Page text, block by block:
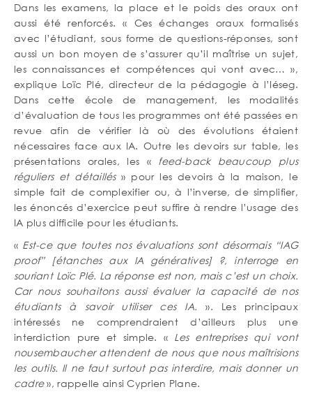
Dans les examens, la place et le poids des oraux ont
aussi été renforcés. « Ces échanges oraux formalisés
avec l’étudiant, sous forme de questions-réponses, sont
aussi un bon moyen de s’assurer qu’il maîtrise un sujet,
les connaissances et compétences qui vont avec… »,
explique Loïc Plé, directeur de la pédagogie à l’Iéseg.
Dans cette école de management, les modalités
d’évaluation de tous les programmes ont été passées en
revue afin de vérifier là où des évolutions étaient
nécessaires face aux IA. Outre les devoirs sur table, les
présentations orales, les « feed-back beaucoup plus
réguliers et détaillés» pour les devoirs à la maison, le
simple fait de complexifier ou, à l’inverse, de simplifier,
les énoncés d’exercice peut suffire à rendre l’usage des
IA plus difficile pour les étudiants.
« Est-ce que toutes nos évaluations sont désormais “IAG
proof” [étanches aux IA génératives] ?, interroge en
souriant Loïc Plé. La réponse est non, mais c’est un choix.
Car nous souhaitons aussi évaluer la capacité de nos
étudiants à savoir utiliser ces IA. ». Les principaux
intéressés ne comprendraient d’ailleurs plus une
interdiction pure et simple. « Les entreprises qui vont
nousembaucher attendent de nous que nous maîtrisions
les outils. Il ne faut surtout pas interdire, mais donner un
cadre», rappelle ainsi Cyprien Plane.